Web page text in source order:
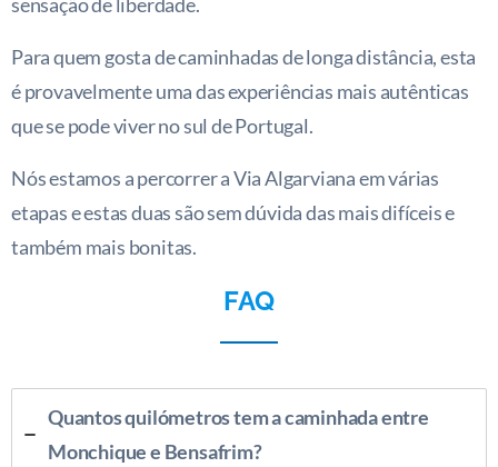
sensação de liberdade.
Para quem gosta de caminhadas de longa distância, esta
é provavelmente uma das experiências mais autênticas
que se pode viver no sul de Portugal.
Nós estamos a percorrer a Via Algarviana em várias
etapas e estas duas são sem dúvida das mais difíceis e
também mais bonitas.
FAQ
Quantos quilómetros tem a caminhada entre
Monchique e Bensafrim?